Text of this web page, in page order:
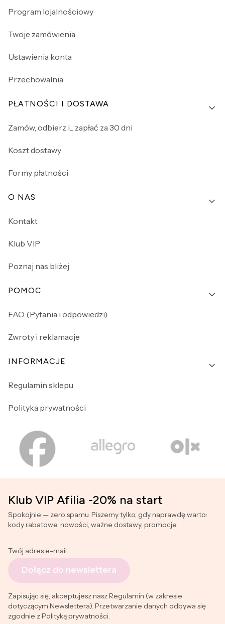
Program lojalnościowy
Twoje zamówienia
Ustawienia konta
Przechowalnia
PŁATNOŚCI I DOSTAWA
Zamów, odbierz i... zapłać za 30 dni
Koszt dostawy
Formy płatności
O NAS
Kontakt
Klub VIP
Poznaj nas bliżej
POMOC
FAQ (Pytania i odpowiedzi)
Zwroty i reklamacje
INFORMACJE
Regulamin sklepu
Polityka prywatności
Klub VIP Afilia -20% na start
Spokojnie — zero spamu. Piszemy tylko, gdy naprawdę warto:
kody rabatowe, nowości, ważne dostawy, promocje.
Twój adres e-mail
Dołącz do newslettera
Zapisując się, akceptujesz nasz Regulamin (w zakresie
dotyczącym Newslettera). Przetwarzanie danych odbywa się
zgodnie z Polityką prywatności.